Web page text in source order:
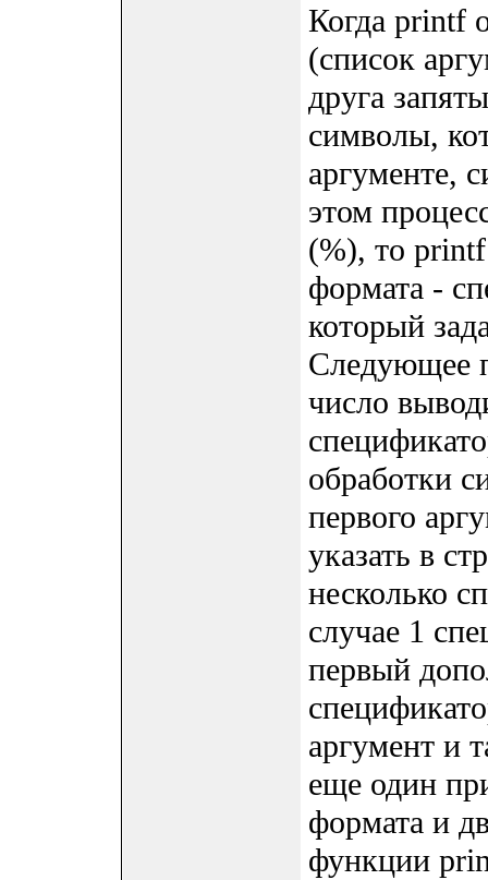
Когда printf
(список
друга
символы,
аргументе,
этом
(%), то printf
формата -
который
Следующее
число
обработки
первого
указать в
несколько
случае 1
первый
аргумент и
еще один
формата и
функции